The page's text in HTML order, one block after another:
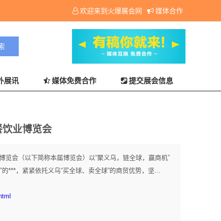
欢迎来到火爆展会网 媒体合作
展讯 媒体免费合作 提交展会信息
业博览会
览会（以下简称本届博览会）以“聚义乌，链全球，赢商机”
***，紧紧依托义乌“买全球、卖全球”的商贸优势，坚...